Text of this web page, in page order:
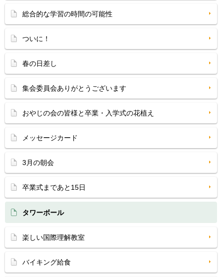
総合的な学習の時間の可能性
ついに！
春の日差し
集会委員会ありがとうございます
おやじの会の皆様と卒業・入学式の花植え
メッセージカード
3月の朝会
卒業式まであと15日
タワーボール
楽しい国際理解教室
バイキング給食